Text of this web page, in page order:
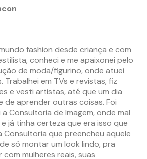
fashion desde criança e com
conheci e me apaixonei pelo
de moda/figurino, onde atuei
Trabalhei em TVs e revistas, fiz
e vesti artistas, até que um dia
de aprender outras coisas. Foi
Consultoria de Imagem, onde mal
já tinha certeza que era isso que
Consultoria que preencheu aquele
só montar um look lindo, pra
mulheres reais, suas